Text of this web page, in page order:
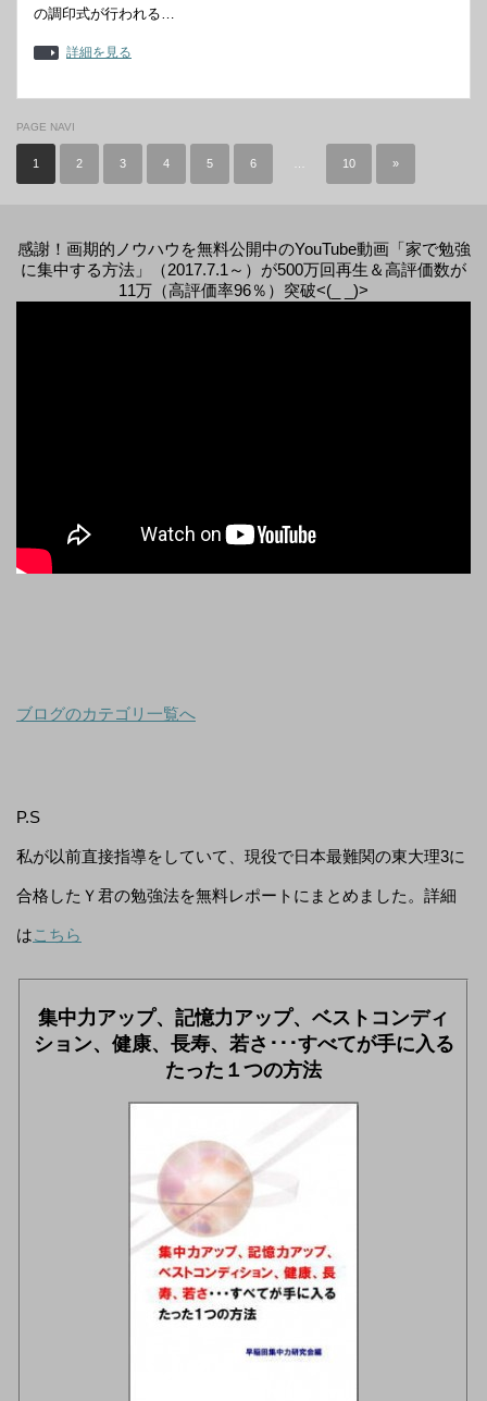
の調印式が行われる…
詳細を見る
PAGE NAVI
1 2 3 4 5 6 10 »
感謝！画期的ノウハウを無料公開中のYouTube動画「家で勉強
に集中する方法」（2017.7.1～）が500万回再生＆高評価数が
11万（高評価率96％）突破<(_ _)>
ブログのカテゴリ一覧へ
P.S
私が以前直接指導をしていて、現役で日本最難関の東大理3に
合格したＹ君の勉強法を無料レポートにまとめました。詳細
はこちら
集中力アップ、記憶力アップ、ベストコンディ
ション、健康、長寿、若さ･･･すべてが手に入る
たった１つの方法